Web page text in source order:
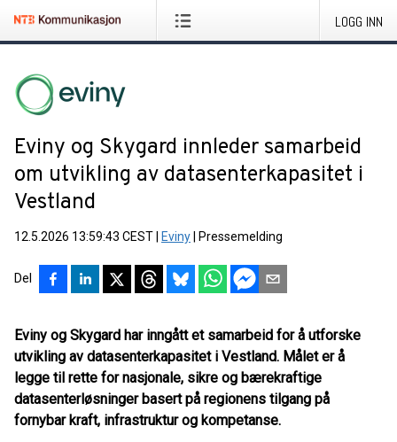
LOGG INN
Eviny og Skygard innleder samarbeid
om utvikling av datasenterkapasitet i
Vestland
12.5.2026 13:59:43 CEST Eviny Pressemelding
Del
Eviny og Skygard har inngått et samarbeid for å utforske
utvikling av datasenterkapasitet i Vestland. Målet er å
legge til rette for nasjonale, sikre og bærekraftige
datasenterløsninger basert på regionens tilgang på
fornybar kraft, infrastruktur og kompetanse.